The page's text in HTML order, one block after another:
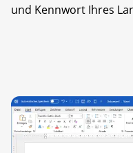
und Kennwort Ihres